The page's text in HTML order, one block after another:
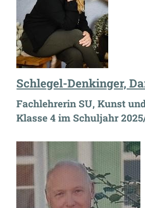
Schlegel-Denkinger,
Fachlehrerin SU, Kunst
Klasse 4 im Schuljahr